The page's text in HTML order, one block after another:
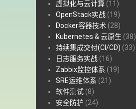
虚拟化与云计算 (11)
OpenStack实战 (19)
Docker容器技术 (28)
Kubernetes & 云原生 (38)
持续集成交付(CI/CD) (33)
日志服务实战 (16)
Zabbix监控体系 (19)
SRE运维体系 (21)
软件测试 (8)
安全防护 (24)